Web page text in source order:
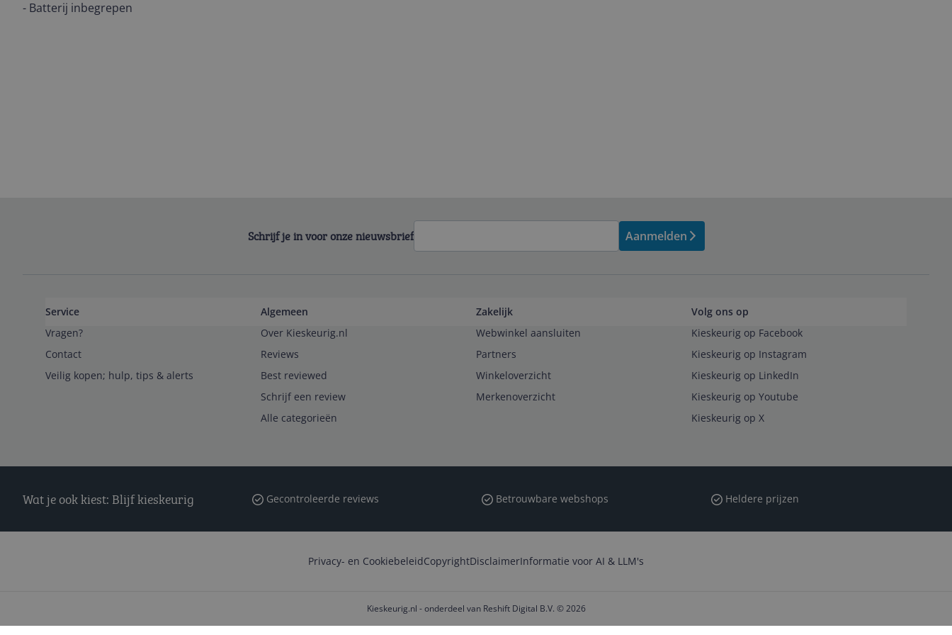
- Batterij inbegrepen
Schrijf je in voor onze nieuwsbrief Aanmelden
Service
Vragen?
Contact
Veilig kopen; hulp, tips & alerts
Algemeen
Over Kieskeurig.nl
Reviews
Best reviewed
Schrijf een review
Alle categorieën
Zakelijk
Webwinkel aansluiten
Partners
Winkeloverzicht
Merkenoverzicht
Volg ons op
Kieskeurig op Facebook
Kieskeurig op Instagram
Kieskeurig op LinkedIn
Kieskeurig op Youtube
Kieskeurig op X
Wat je ook kiest: Blijf kieskeurig Gecontroleerde reviews Betrouwbare webshops Heldere prijzen
Privacy- en CookiebeleidCopyrightDisclaimerInformatie voor AI & LLM's
Kieskeurig.nl - onderdeel van Reshift Digital B.V. © 2026